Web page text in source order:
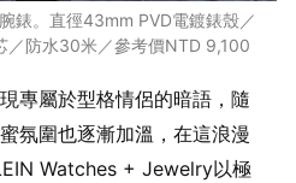
錶。直徑43mm PVD電鍍錶殼／
／防水30米／參考價NTD 9,100
專屬於型格情侶的暗語，隨
氛圍也逐漸加溫，在這浪漫
Watches + Jewelry以極